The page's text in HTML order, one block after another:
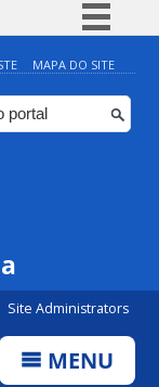
BR
MAPA DO SITE
Site Administrators
MENU